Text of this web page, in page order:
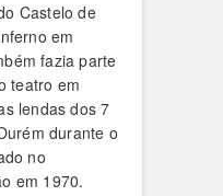
Castelo de
em
fazia parte
teatro em
lendas dos 7
durante o
no
em 1970.